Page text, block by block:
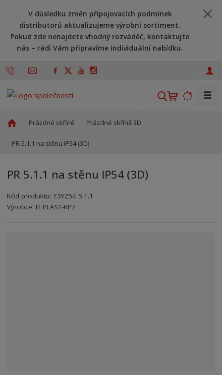
V důsledku změn připojovacích podmínek
distributorů aktualizujeme výrobní sortiment.
Pokud zde nenajdete vhodný rozváděč, kontaktujte
nás – rádi Vám připravíme individuální nabídku.
V
☰
o
í
t
r
Prázdné skříně Prázdné skříně 3D
PR 5.1.1 na stěnu IP54 (3D)
PR 5.1.1 na stěnu IP54 (3D)
Kód produktu:73YZ54 5.1.1
Kód výrobce: 8595208645310
Kód dodavatele:8595208645310
Výrobce: ELPLAST-KPZ